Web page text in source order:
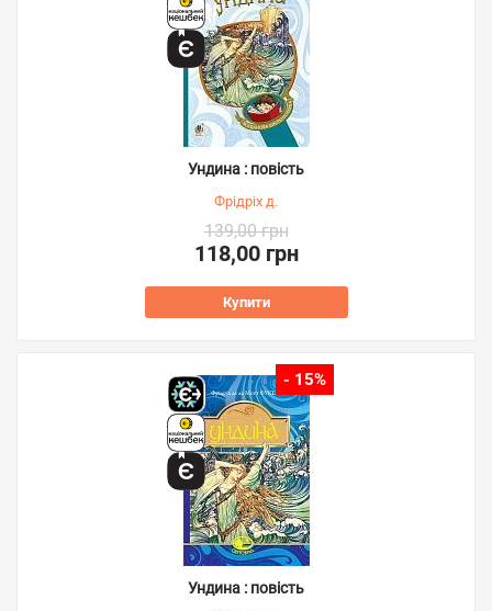
Ундина : повість
Фрідріх д.
139,00 грн
118,00 грн
Купити
- 15%
Ундина : повість